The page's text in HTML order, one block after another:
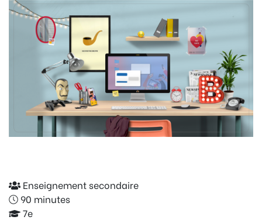
Enseignement secondaire
90 minutes
7e